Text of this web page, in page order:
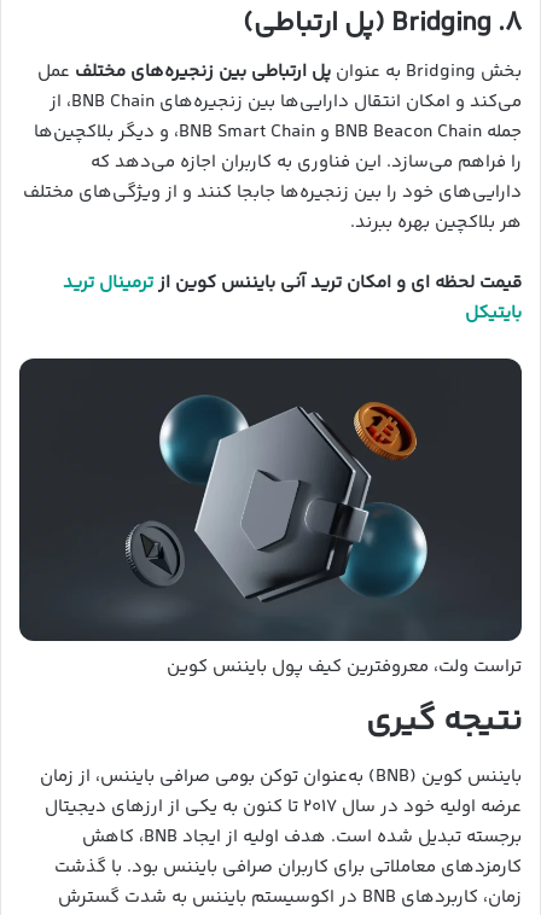
۸. Bridging (پل ارتباطی)
بخش Bridging به عنوان پل ارتباطی بین زنجیره‌های مختلف عمل
می‌کند و امکان انتقال دارایی‌ها بین زنجیره‌های BNB Chain، از
جمله BNB Beacon Chain و BNB Smart Chain، و دیگر بلاکچین‌ها
را فراهم می‌سازد. این فناوری به کاربران اجازه می‌دهد که
دارایی‌های خود را بین زنجیره‌ها جابجا کنند و از ویژگی‌های مختلف
هر بلاکچین بهره ببرند.
قیمت لحظه ای و امکان ترید آنی بایننس کوین ازترمینال ترید
بایتیکل
تراست ولت، معروفترین کیف پول بایننس کوین
نتیجه گیری
بایننس کوین (BNB) به‌عنوان توکن بومی صرافی بایننس، از زمان
عرضه اولیه خود در سال ۲۰۱۷ تا کنون به یکی از ارزهای دیجیتال
برجسته تبدیل شده است. هدف اولیه از ایجاد BNB، کاهش
کارمزدهای معاملاتی برای کاربران صرافی بایننس بود. با گذشت
زمان، کاربردهای BNB در اکوسیستم بایننس به شدت گسترش